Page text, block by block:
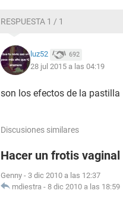
RESPUESTA 1 / 1
luz52 692
28 jul 2015 a las 04:19
son los efectos de la pastilla
Discusiones similares
Hacer un frotis
Genny - 3 dic 2010 a las 12:37
mdiestra - 8 dic 2010 a las 18:59